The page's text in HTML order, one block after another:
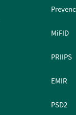
MiFID
PRIIPS
EMIR
PSD2